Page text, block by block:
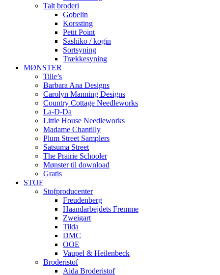
Talt broderi
Gobelin
Korssting
Petit Point
Sashiko / kogin
Sortsyning
Trækkesyning
MØNSTER
Tille’s
Barbara Ana Designs
Carolyn Manning Designs
Country Cottage Needleworks
La-D-Da
Little House Needleworks
Madame Chantilly
Plum Street Samplers
Satsuma Street
The Prairie Schooler
Mønster til download
Gratis
STOF
Stofproducenter
Freudenberg
Haandarbejdets Fremme
Zweigart
Tilda
DMC
OOE
Vaupel & Heilenbeck
Broderistof
Aida Broderistof